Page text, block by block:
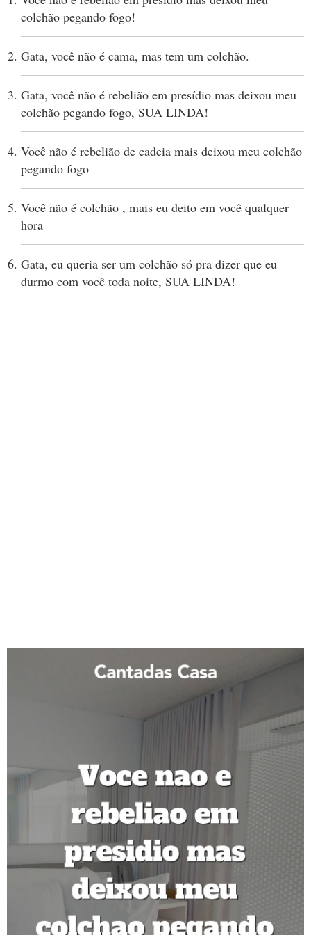
colchão pegando fogo!
Gata, você não é cama, mas tem um colchão.
Gata, você não é rebelião em presídio mas deixou meu
colchão pegando fogo, SUA LINDA!
Você não é rebelião de cadeia mais deixou meu colchão
pegando fogo
Você não é colchão , mais eu deito em você qualquer
hora
Gata, eu queria ser um colchão só pra dizer que eu
durmo com você toda noite, SUA LINDA!